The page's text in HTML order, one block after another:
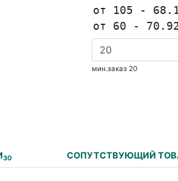
от 105 -
от 60 -
мин.заказ 20
30 СОПУТСТВУЮЩИЙ